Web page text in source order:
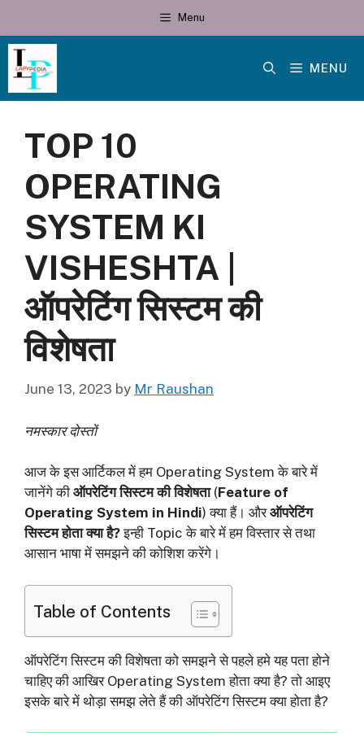
content
Menu
MENU
TOP 10
OPERATING
SYSTEM KI
VISHESHTA |
ऑपरेटिंग सिस्टम की
विशेषता
June 13, 2023 by Mr Raushan
नमस्कार दोस्तों
आज के इस आर्टिकल में हम Operating System के बारे में
जानेंगे की ऑपरेटिंग सिस्टम की विशेषता(Feature of
Operating System in Hindi) क्या हैं। औरऑपरेटिंग
सिस्टम होता क्या है?इन्ही Topic के बारे में हम विस्तार से तथा
आसान भाषा में समझने की कोशिश करेंगे।
Table of Contents
ऑपरेटिंग सिस्टम की विशेषता को समझने से पहले हमे यह पता होने
चाहिए की आखिर Operating System होता क्या है? तो आइए
इसके बारे में थोड़ा समझ लेते हैं की ऑपरेटिंग सिस्टम क्या होता है?